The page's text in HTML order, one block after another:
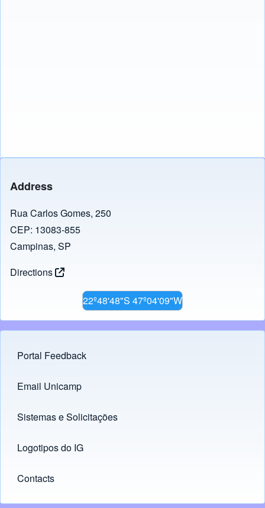
Address
Rua Carlos Gomes, 250
CEP: 13083-855
Campinas, SP
Directions
22º48'48"S 47º04'09"W
Footer menu
Portal Feedback
Links
Email Unicamp
(opens in new tab)
Sistemas e Solicitações
(opens in new tab)
Logotipos do IG
(opens in new tab)
Contacts